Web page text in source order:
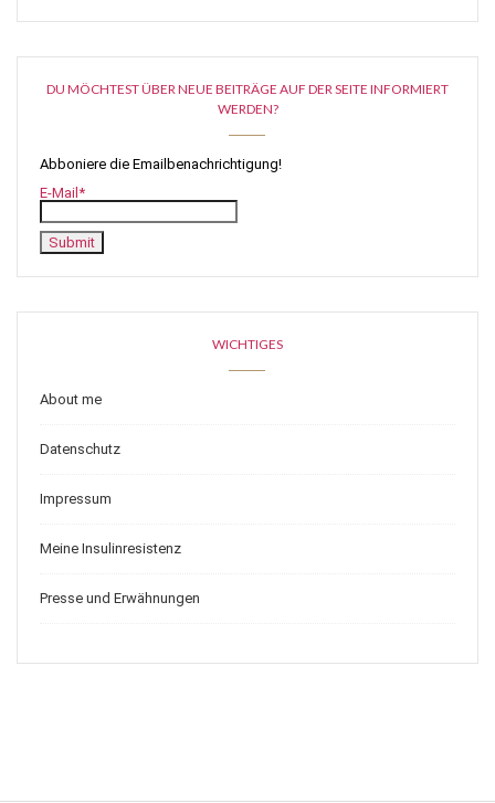
DU MÖCHTEST ÜBER NEUE BEITRÄGE AUF DER SEITE INFORMIERT
WERDEN?
Abboniere die Emailbenachrichtigung!
E-Mail*
WICHTIGES
About me
Datenschutz
Impressum
Meine Insulinresistenz
Presse und Erwähnungen